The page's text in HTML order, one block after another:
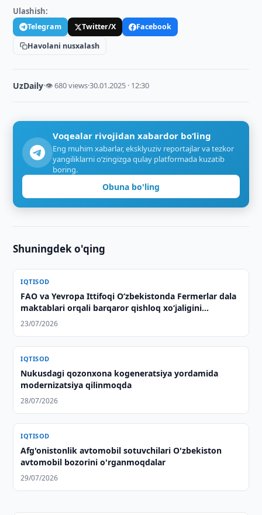
Ulashish:
Telegram Twitter/X
Facebook
Havolani nusxalash
UzDaily·👁 680 views·30.01.2025 · 12:30
Voqealar rivojidan xabardor bo‘ling
Eng muhim xabarlar, eksklyuziv reportajlar va tezkor
yangiliklarni o‘zingizga qulay platformada kuzatib
boring.
Obuna bo'ling
Shuningdek o'qing
IQTISOD
FAO va Yevropa Ittifoqi O‘zbekistonda Fermerlar dala
maktablari orqali barqaror qishloq xo‘jaligini
rivojlantirishni qo‘llab-quvvatlamoqda
23/07/2026
IQTISOD
Nukusdagi qozonxona kogeneratsiya yordamida
modernizatsiya qilinmoqda
28/07/2026
IQTISOD
Afg'onistonlik avtomobil sotuvchilari O'zbekiston
avtomobil bozorini o'rganmoqdalar
29/07/2026